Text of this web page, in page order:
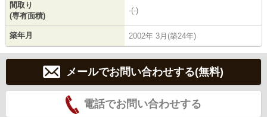
間取り
(専有面積)
-(-)
築年月 2002年 3月(築24年)
メールでお問い合わせする(無料)
電話でお問い合わせする